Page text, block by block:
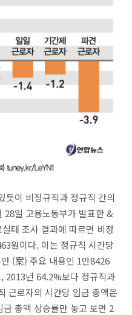
듯이 비정규직과 정규직 간의
28일 고용노동부가 발표한 &
태 조사 결과에 따르면 비정
원이다. 이는 정규직 시간당
(案) 주요 내용인 1만8426
2013년 64.2%보다 정규직과
근로자의 시간당 임금 총액은
총액 상승률만 놓고 보면 2